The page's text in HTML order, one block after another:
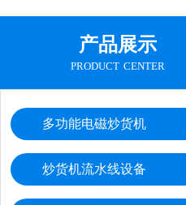
产品展示
product center
多功能电磁炒货机
炒货机流水线设备